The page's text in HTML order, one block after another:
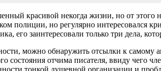
красивой некогда жизни, но от
полиции, но регулярно интересовался
его заинтересовали только три дела,
можно обнаружить отсылки к
отчима писателя, ввиду чего
тонкой душевной организации и